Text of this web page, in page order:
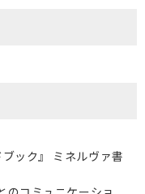
ック』 ミネルヴァ書